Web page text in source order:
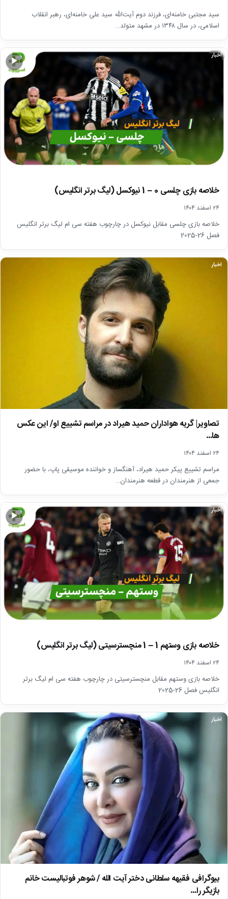
سید مجتبی خامنه‌ای، فرزند دوم آیت‌الله سید علی خامنه‌ای، رهبر انقلاب
اسلامی، در سال ۱۳۴۸ در مشهد متولد…
▶
اخبار
خلاصه بازی چلسی 0 – 1 نیوکسل (لیگ برتر انگلیس)
۲۴ اسفند ۱۴۰۴
خلاصه بازی چلسی مقابل نیوکسل در چارچوب هفته سی ام لیگ برتر انگلیس
فصل 26-2025
اخبار
تصاویر| گریه هواداران حمید هیراد در مراسم تشییع او/ این عکس
ها…
۲۴ اسفند ۱۴۰۴
مراسم تشییع پیکر حمید هیراد، آهنگساز و خواننده موسیقی پاپ، با حضور
جمعی از هنرمندان در قطعه هنرمندان…
▶
اخبار
خلاصه بازی وستهم 1 – 1 منچسترسیتی (لیگ برتر انگلیس)
۲۴ اسفند ۱۴۰۴
خلاصه بازی وستهم مقابل منچسترسیتی در چارچوب هفته سی ام لیگ برتر
انگلیس فصل 26-2025
اخبار
بیوگرافی فقیهه سلطانی دختر آیت الله / شوهر فوتبالیست خانم
بازیگر را…